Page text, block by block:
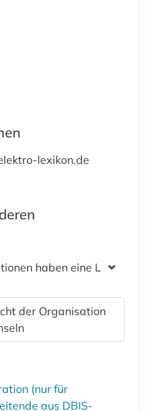
lexikon.de
haben eine Lizenz
der Organisation
(nur für
aus DBIS-